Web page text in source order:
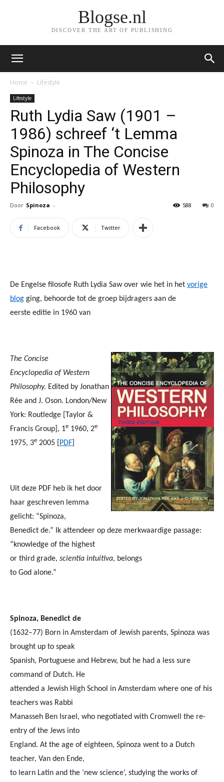
Blogse.nl
DISCOVER THE ART OF PUBLISHING
Home Lifestyle
Lifestyle
Ruth Lydia Saw (1901 –
1986) schreef ‘t Lemma
Spinoza in The Concise
Encyclopedia of Western
Philosophy
Door Spinoza - 0
588
Facebook Twitter
De Engelse filosofe Ruth Lydia Saw over wie het in het vorige
blog ging, behoorde tot de groep bijdragers aan de
eerste editie in 1960 van
The Concise
Encyclopedia of Western
Philosophy. Edited by Jonathan
Rée and J. Oson. London/New
York: Routledge [Taylor &
Francis Group], 1e 1960, 2e
1975, 3e 2005 [ PDF
Uit deze PDF heb ik het door
haar geschreven lemma
gelicht: “Spinoza,
Benedict de.” Ik attendeer op deze merkwaardige passage:
“knowledge of the highest
or third grade, scientia intuitiva, belongs
to God alone.”
Spinoza, Benedict de
(1632–77) Born in Amsterdam of Jewish parents, Spinoza was
brought up to speak
Spanish, Portuguese and Hebrew, but he had a less sure
command of Dutch. He
attended a Jewish High School in Amsterdam where one of his
teachers was Rabbi
Manasseh Ben Israel, who negotiated with Cromwell the re-
entry of the Jews into
England. At the age of eighteen, Spinoza went to a Dutch
teacher, Van den Ende,
to learn Latin and the ‘new science’, studying the works of